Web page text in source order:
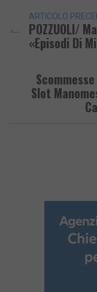
ARTICOLO
POZZUOLI/
«Episodi Di
Slot